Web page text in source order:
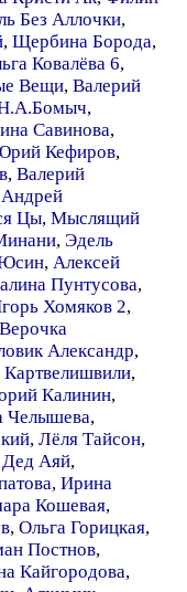
Без Аллочки,
, Щербина Борода,
Ковалёва 6,
Вещи, Валерий
,
Савинова,
Кефиров,
, Валерий
Андрей
Цы, Мыслящий
, Эдель
, Алексей
Пунтусова,
Хомяков 2,
Верочка
Александр,
,
Калинин,
Челышева,
, Лёля Тайсон,
Дед Аяй,
, Ирина
Кошевая,
, Ольга Горицкая,
Постнов,
Кайгородова,